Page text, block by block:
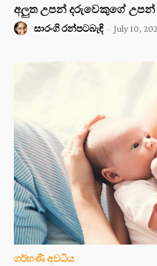
අලුත උපන් දරුවෙකුගේ උපන්
සාරංගි රන්පටබැඳි - July 10,
ගර්භණී අවධිය